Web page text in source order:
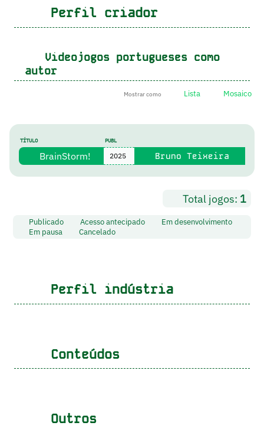
Perfil criador
Videojogos portugueses como
autor
Mostrar como Lista Mosaico
TÍTULO PUBL
BrainStorm! 2025 Bruno Teixeira
Total jogos: 1
Publicado Acesso antecipado
Em desenvolvimento
Em pausa
Cancelado
Perfil indústria
Conteúdos
Outros